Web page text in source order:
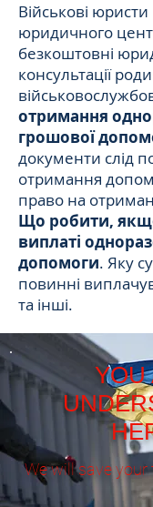
Військові
юридичного
безкоштовні
консультації
отримання
грошової
документи слід
отримання
право на
Що робити,
виплаті
допомоги. Яку
повинні
та інші.
YOU
We will save your